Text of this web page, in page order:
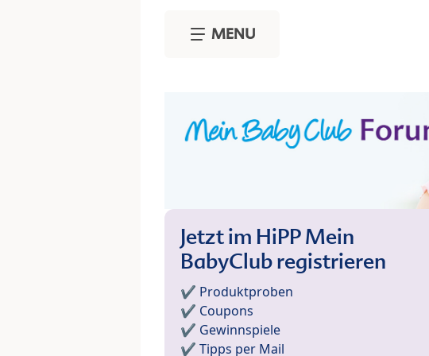
MENU
Jetzt im HiPP Mein
BabyClub registrieren
✔️ Produktproben
✔️ Coupons
✔️ Gewinnspiele
✔️ Tipps per Mail